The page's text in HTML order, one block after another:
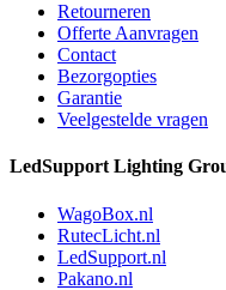
Retourneren
Offerte Aanvragen
Contact
Bezorgopties
Garantie
Veelgestelde vragen
LedSupport Lighting
WagoBox.nl
RutecLicht.nl
LedSupport.nl
Pakano.nl